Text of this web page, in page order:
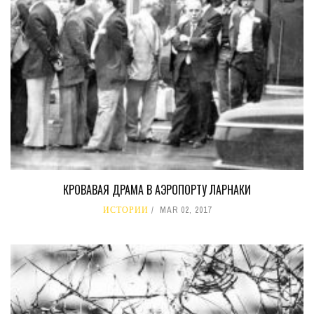
КРОВАВАЯ ДРАМА В АЭРОПОРТУ ЛАРНАКИ
ИСТОРИИ MAR 02, 2017